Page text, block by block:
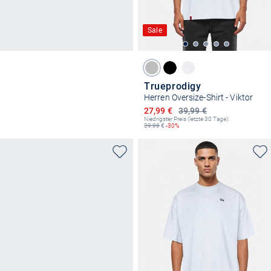
Sale
Trueprodigy
Herren Oversize-Shirt - Viktor
39,99 €
Ermäßigter Preis
27,99 €
Niedrigster Preis (letzte 30 Tage):
39,99€ -30%